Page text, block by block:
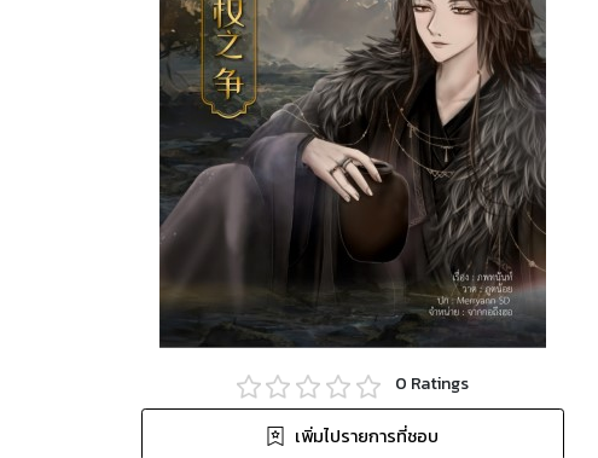
0 Ratings
เพิ่มไปรายการที่ชอบ